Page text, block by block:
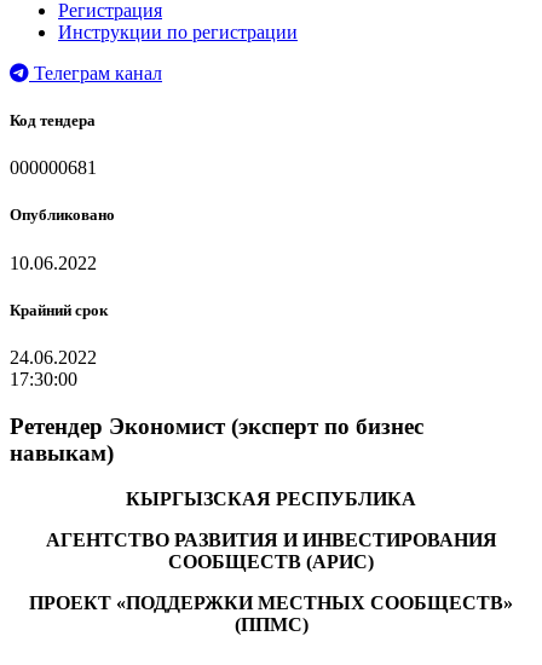
Регистрация
Инструкции по регистрации
Телеграм канал
Код тендера
000000681
Опубликовано
10.06.2022
Крайний срок
24.06.2022
17:30:00
Ретендер Экономист (эксперт по бизнес
навыкам)
КЫРГЫЗСКАЯ РЕСПУБЛИКА
АГЕНТСТВО РАЗВИТИЯ И ИНВЕСТИРОВАНИЯ
СООБЩЕСТВ (АРИС)
ПРОЕКТ «ПОДДЕРЖКИ МЕСТНЫХ СООБЩЕСТВ»
(ППМС)